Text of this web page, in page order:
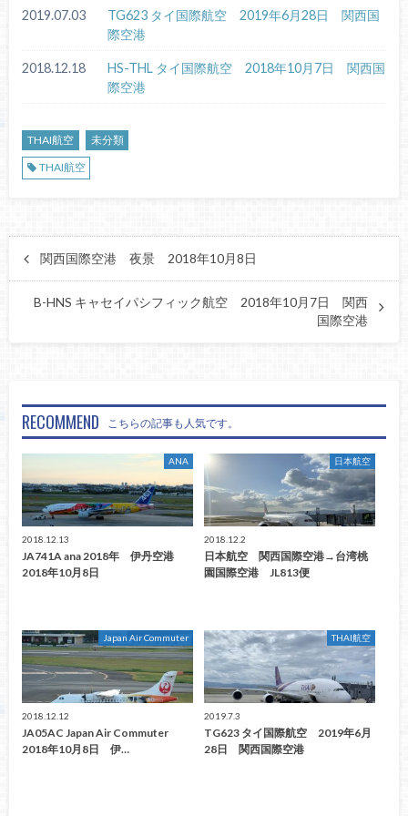
2019.07.03
TG623 タイ国際航空 2019年6月28日 関西国
際空港
2018.12.18
HS-THL タイ国際航空 2018年10月7日 関西国
際空港
THAI航空
未分類
THAI航空
関西国際空港 夜景 2018年10月8日
B-HNS キャセイパシフィック航空 2018年10月7日 関西
国際空港
RECOMMEND こちらの記事も人気です。
ANA
2018.12.13
JA741A ana 2018年 伊丹空港
2018年10月8日
日本航空
2018.12.2
日本航空 関西国際空港→台湾桃
園国際空港 JL813便
Japan Air Commuter
2018.12.12
JA05AC Japan Air Commuter
2018年10月8日 伊…
THAI航空
2019.7.3
TG623 タイ国際航空 2019年6月
28日 関西国際空港